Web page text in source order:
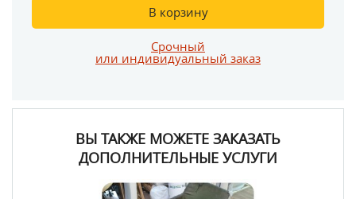
В корзину
Срочный
или индивидуальный заказ
ВЫ ТАКЖЕ МОЖЕТЕ ЗАКАЗАТЬ
ДОПОЛНИТЕЛЬНЫЕ УСЛУГИ